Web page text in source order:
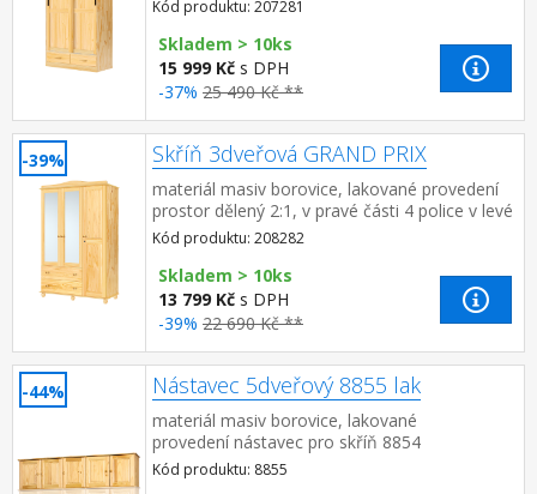
kovová šatní...
Kód produktu: 207281
Skladem > 10ks
15 999 Kč s DPH
-37% 25 490 Kč **
-39% Skříň 3dveřová GRAND PRIX
materiál masiv borovice, lakované provedení
prostor dělený 2:1, v pravé části 4 police v levé
části dveře se zrcadlem, kovová šatní tyč, 2
zásuvk...
Kód produktu: 208282
Skladem > 10ks
13 799 Kč s DPH
-39% 22 690 Kč **
-44% Nástavec 5dveřový 8855 lak
materiál masiv borovice, lakované
provedení nástavec pro skříň 8854
Kód produktu: 8855